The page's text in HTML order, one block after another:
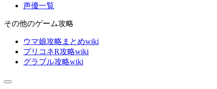
声優一覧
その他のゲーム攻略
ウマ娘攻略まとめwiki
プリコネR攻略wiki
グラブル攻略wiki